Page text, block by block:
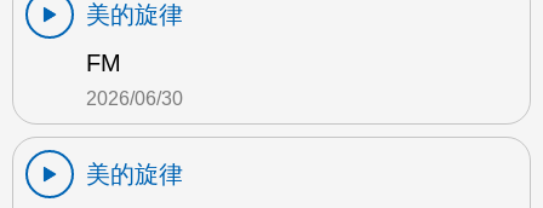
美的旋律
FM
2026/06/30
美的旋律